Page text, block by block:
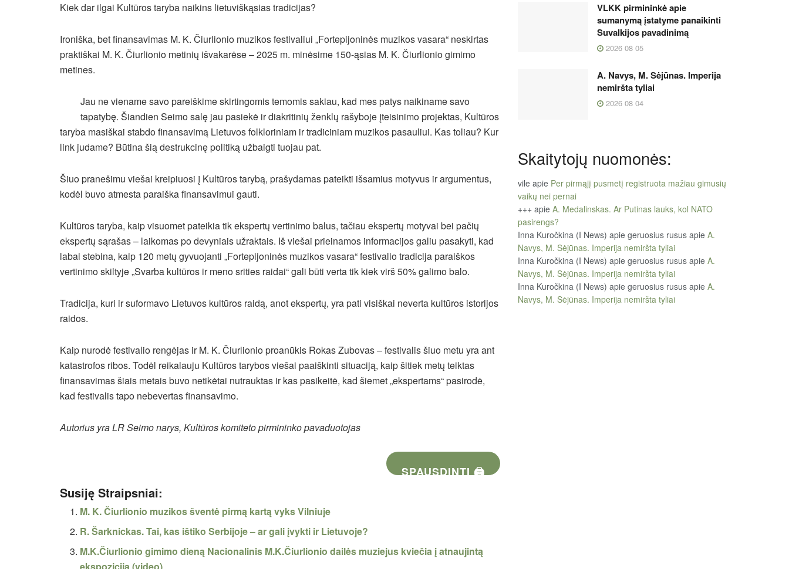
Kiek dar ilgai Kultūros taryba naikins lietuviškąsias tradicijas?
Ironiška, bet finansavimas M. K. Čiurlionio muzikos festivaliui „Fortepijoninės muzikos vasara“ neskirtas
praktiškai M. K. Čiurlionio metinių išvakarėse – 2025 m. minėsime 150-ąsias M. K. Čiurlionio gimimo
metines.
Jau ne viename savo pareiškime skirtingomis temomis sakiau, kad mes patys naikiname savo
tapatybę. Šiandien Seimo salę jau pasiekė ir diakritinių ženklų rašyboje įteisinimo projektas, Kultūros
taryba masiškai stabdo finansavimą Lietuvos folkloriniam ir tradiciniam muzikos pasauliui. Kas toliau? Kur
link judame? Būtina šią destrukcinę politiką užbaigti tuojau pat.
Šiuo pranešimu viešai kreipiuosi į Kultūros tarybą, prašydamas pateikti išsamius motyvus ir argumentus,
kodėl buvo atmesta paraiška finansavimui gauti.
Kultūros taryba, kaip visuomet pateikia tik ekspertų vertinimo balus, tačiau ekspertų motyvai bei pačių
ekspertų sąrašas – laikomas po devyniais užraktais. Iš viešai prieinamos informacijos galiu pasakyti, kad
labai stebina, kaip 120 metų gyvuojanti „Fortepijoninės muzikos vasara“ festivalio tradicija paraiškos
vertinimo skiltyje „Svarba kultūros ir meno srities raidai“ gali būti verta tik kiek virš 50% galimo balo.
Tradicija, kuri ir suformavo Lietuvos kultūros raidą, anot ekspertų, yra pati visiškai neverta kultūros istorijos
raidos.
Kaip nurodė festivalio rengėjas ir M. K. Čiurlionio proanūkis Rokas Zubovas – festivalis šiuo metu yra ant
katastrofos ribos. Todėl reikalauju Kultūros tarybos viešai paaiškinti situaciją, kaip šitiek metų teiktas
finansavimas šiais metais buvo netikėtai nutrauktas ir kas pasikeitė, kad šiemet „ekspertams“ pasirodė,
kad festivalis tapo nebevertas finansavimo.
Autorius yra LR Seimo narys, Kultūros komiteto pirmininko pavaduotojas
SPAUSDINTI 🖨
Susiję Straipsniai:
M. K. Čiurlionio muzikos šventė pirmą kartą vyks Vilniuje
R. Šarknickas. Tai, kas ištiko Serbijoje – ar gali įvykti ir Lietuvoje?
M.K.Čiurlionio gimimo dieną Nacionalinis M.K.Čiurlionio dailės muziejus kviečia į atnaujintą
VLKK pirmininkė apie
sumanymą įstatyme panaikinti
Suvalkijos pavadinimą
2026 08 05
A. Navys, M. Sėjūnas. Imperija
nemiršta tyliai
2026 08 04
Skaitytojų nuomonės:
vile apie Per pirmąjį pusmetį registruota mažiau gimusių
vaikų nei pernai
+++ apie A. Medalinskas. Ar Putinas lauks, kol NATO
pasirengs?
Inna Kuročkina (I News) apie geruosius rusus apie A.
Navys, M. Sėjūnas. Imperija nemiršta tyliai
Inna Kuročkina (I News) apie geruosius rusus apie A.
Navys, M. Sėjūnas. Imperija nemiršta tyliai
Inna Kuročkina (I News) apie geruosius rusus apie A.
Navys, M. Sėjūnas. Imperija nemiršta tyliai